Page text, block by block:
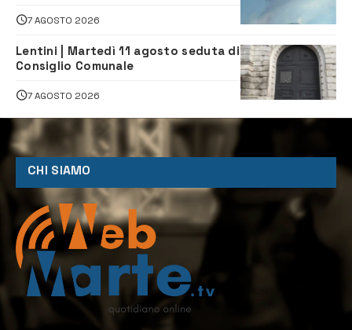
7 AGOSTO 2026
Lentini | Martedì 11 agosto seduta di
Consiglio Comunale
7 AGOSTO 2026
CHI SIAMO